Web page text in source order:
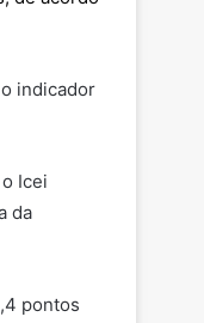
indicador
Icei
da
pontos